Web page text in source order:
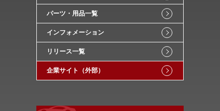
パーツ・用品一覧
インフォメーション
リリース一覧
企業サイト（外部）